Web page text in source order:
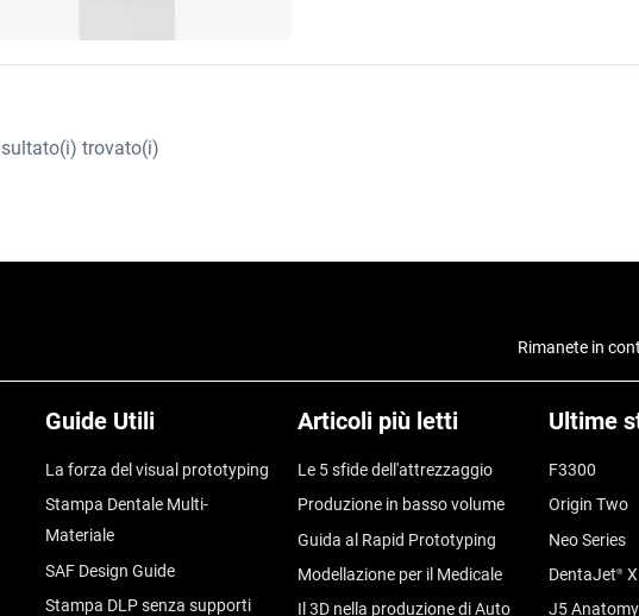
trovato(i)
Guide Utili
La forza del visual prototyping
Stampa Dentale Multi-
Materiale
SAF Design Guide
Stampa DLP senza supporti
Articoli più letti
Le 5 sfide dell'attrezzaggio
Produzione in basso volume
Guida al Rapid Prototyping
Modellazione per il Medicale
Il 3D nella produzione di Auto
Ultime
F3300
Origin Two
Neo Series
DentaJet®
J5
Rimanete in